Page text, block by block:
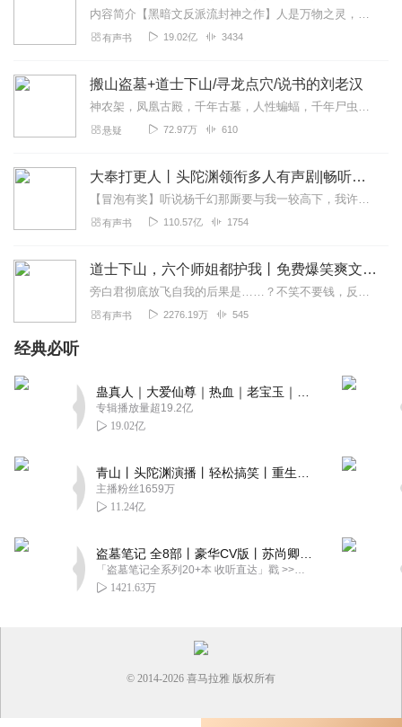
内容简介【黑暗文反派流封神之作】人是万物之灵，蛊是天地真精。一个穿越者不断重生的故事。一个养蛊、炼蛊、用蛊的奇特世界。配音组（男角色）老宝玉旁白...
有声书 19.02亿 3434
搬山盗墓+道士下山/寻龙点穴/说书的刘老汉
神农架，凤凰古殿，千年古墓，人性蝙蝠，千年尸虫，寻龙点穴。还有网络爽文道士下山！俩本书一个专辑呈现给听友们，感谢您对刘老汉的支持！免费精品本故事由说书的刘老汉播...
悬疑 72.97万 610
大奉打更人丨头陀渊领衔多人有声剧|畅听全集|王鹤棣、田曦薇主演影视剧原著|卖报小郎君
【冒泡有奖】听说杨千幻那厮要与我一较高下，我许七安要开始装叉了！快进入声音播放页戳下方输入框，冒个泡偷偷告诉我，我要用哪些诗词才能胜过他？说得好的，有赏！202...
有声书 110.57亿 1754
道士下山，六个师姐都护我丨免费爆笑爽文丨开挂吐槽丨多人有声剧
旁白君彻底放飞自我的后果是……？不笑不要钱，反正也免费！【内容简介】小道士王野下山当天——大师姐：送你十亿酒店，跟着我混二师姐：医者仁心，小野来我医馆当神医三师...
有声书 2276.19万 545
经典必听
专辑播放量超19.2亿
19.02亿
主播粉丝1659万
11.24亿
「盗墓笔记全系列20+本 收听直达」戳 >>改编自南派三叔同名作品，腾讯音乐娱乐集团出品，冠声文化制作，...
1421.63万
© 2014-2026 喜马拉雅 版权所有